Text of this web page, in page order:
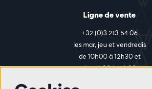
Ligne de vente
+32 (0)3 213 54 06
les mar, jeu et vendredis
de 10h00 à 12h30 et
de 14h00 à 17h00